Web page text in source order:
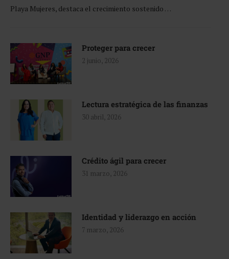
Playa Mujeres, destaca el crecimiento sostenido …
Proteger para crecer
2 junio, 2026
Lectura estratégica de las finanzas
30 abril, 2026
Crédito ágil para crecer
31 marzo, 2026
Identidad y liderazgo en acción
7 marzo, 2026